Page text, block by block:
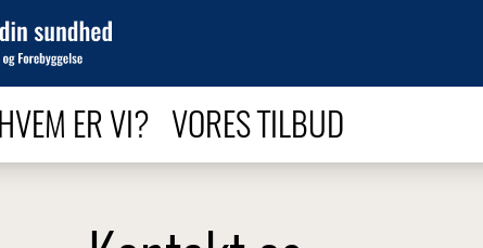
HVEM ER VI? VORES TILBUD